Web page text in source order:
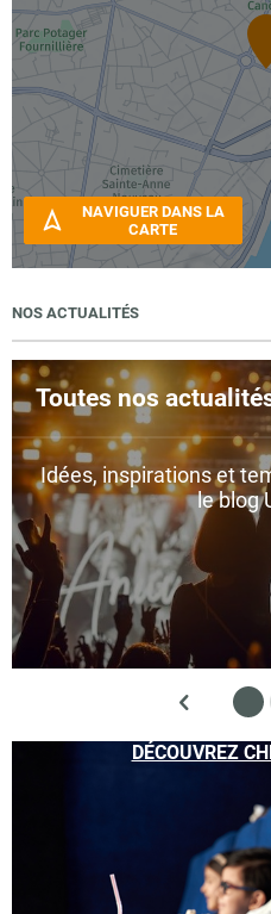
NAVIGUER DANS LA
CARTE
NOS ACTUALITÉS
Toutes nos
Idées, inspirations et
le blog
DÉCOUVREZ